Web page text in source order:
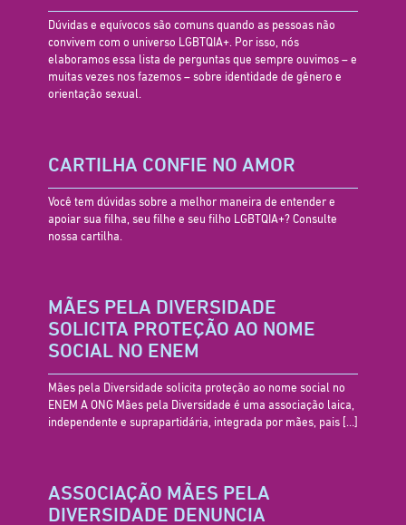
Dúvidas e equívocos são comuns quando as pessoas não
convivem com o universo LGBTQIA+. Por isso, nós
elaboramos essa lista de perguntas que sempre ouvimos – e
muitas vezes nos fazemos – sobre identidade de gênero e
orientação sexual.
CARTILHA CONFIE NO AMOR
Você tem dúvidas sobre a melhor maneira de entender e
apoiar sua filha, seu filhe e seu filho LGBTQIA+? Consulte
nossa cartilha.
MÃES PELA DIVERSIDADE
SOLICITA PROTEÇÃO AO NOME
SOCIAL NO ENEM
Mães pela Diversidade solicita proteção ao nome social no
ENEM A ONG Mães pela Diversidade é uma associação laica,
independente e suprapartidária, integrada por mães, pais […]
ASSOCIAÇÃO MÃES PELA
DIVERSIDADE DENUNCIA